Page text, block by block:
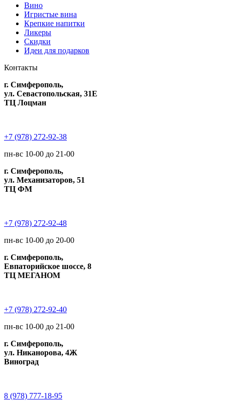
Вино
Игристые вина
Крепкие напитки
Ликеры
Скидки
Идеи для подарков
Контакты
г. Симферополь,
ул. Севастопольская, 31Е
ТЦ Лоцман
+7 (978) 272-92-38
пн-вс 10-00 до 21-00
г. Симферополь,
ул. Механизаторов, 51
ТЦ ФМ
+7 (978) 272-92-48
пн-вс 10-00 до 20-00
г. Симферополь,
Евпаторийское шоссе, 8
ТЦ МЕГАНОМ
+7 (978) 272-92-40
пн-вс 10-00 до 21-00
г. Симферополь,
ул. Никанорова, 4Ж
Виноград
8 (978) 777-18-95